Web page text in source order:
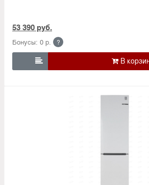
53 390 руб.
Бонусы: 0 р. ?
